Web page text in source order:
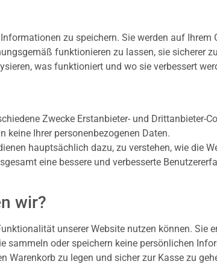
zu speichern. Sie werden auf Ihrem
funktionieren zu lassen, sie sicherer
was funktioniert und wo sie verbessert
Zwecke Erstanbieter- und Drittanbieter-
Ihrer personenbezogenen Daten.
hauptsächlich dazu, zu verstehen, wie die
eine bessere und verbesserte
wir?
unserer Website nutzen können. Sie
oder speichern keine persönlichen
Warenkorb zu legen und sicher zur Kasse zu